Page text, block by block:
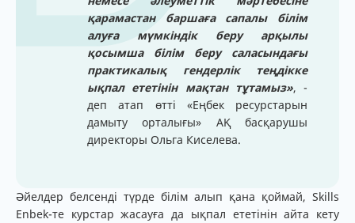
қарамастан баршаға сапалы білім
алуға мүмкіндік беру арқылы
қосымша білім беру саласындағы
практикалық гендерлік теңдікке
ықпал ететінін мақтан тұтамыз», -
деп атап өтті «Еңбек ресурстарын
дамыту орталығы» АҚ басқарушы
директоры Ольга Киселева.
Әйелдер белсенді түрде білім алып қана қоймай, Skills
Enbek-те курстар жасауға да ықпал ететінін айта кету